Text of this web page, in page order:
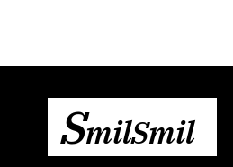
SmilSmil